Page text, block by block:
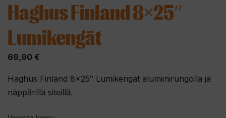
Haghus Finland 8×25″
Lumikengät
69,90 €
Haghus Finland 8×25″ Lumikengät alumiinirungolla ja
näppärillä siteillä.